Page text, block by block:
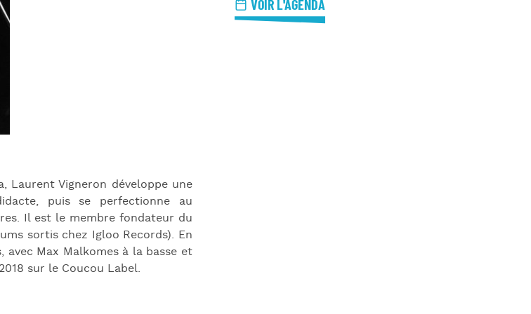
Jazz Nights
Laurent Vigneron développe une
puis se perfectionne au
Il est le membre fondateur du
sortis chez Igloo Records). En
avec Max Malkomes à la basse et
sur le Coucou Label.
VOIR L'AGENDA